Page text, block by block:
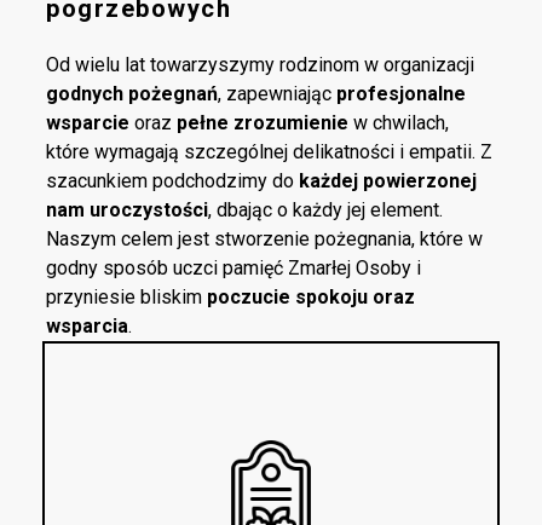
pogrzebowych
Od wielu lat towarzyszymy rodzinom w organizacji
godnych pożegnań, zapewniając profesjonalne
wsparcie oraz pełne zrozumienie w chwilach,
które wymagają szczególnej delikatności i empatii. Z
szacunkiem podchodzimy do każdej powierzonej
nam uroczystości, dbając o każdy jej element.
Naszym celem jest stworzenie pożegnania, które w
godny sposób uczci pamięć Zmarłej Osoby i
przyniesie bliskim poczucie spokoju oraz
wsparcia.